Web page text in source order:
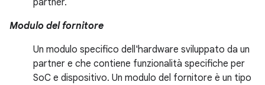
partner.
Modulo del fornitore
Un modulo specifico dell'hardware sviluppato da un
partner e che contiene funzionalità specifiche per
SoC e dispositivo. Un modulo del fornitore è un tipo